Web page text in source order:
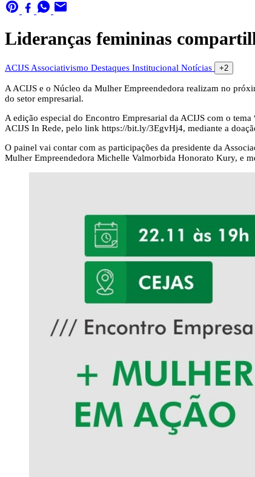
Lideranças femininas
ACIJS Associativismo Destaques Institucional Notícias +2
A ACIJS e o Núcleo da Mulher Empreendedora realizam no
do setor empresarial.
A edição especial do Encontro Empresarial da ACIJS com o
ACIJS In Rede, pelo link https://bit.ly/3EgvHj4, mediante a
O painel vai contar com as participações da presidente da
Mulher Empreendedora Michelle Valmorbida Honorato Kury, e